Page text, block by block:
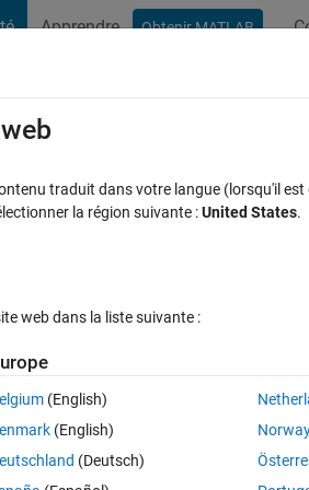
Apprendre Obtenir MATLAB
(R305) directly
to Matlab to use it with my project ?
traduit dans votre langue (lorsqu'il
la région suivante :United States.
web dans la liste suivante :
(English)
(English)
(Deutsch)